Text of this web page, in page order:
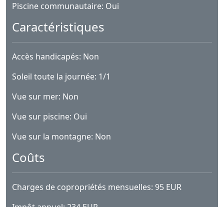
Piscine communautaire: Oui
Caractéristiques
Accès handicapés: Non
Soleil toute la journée: 1/1
Vue sur mer: Non
Vue sur piscine: Oui
Vue sur la montagne: Non
Coûts
Charges de copropriétés mensuelles: 95 EUR